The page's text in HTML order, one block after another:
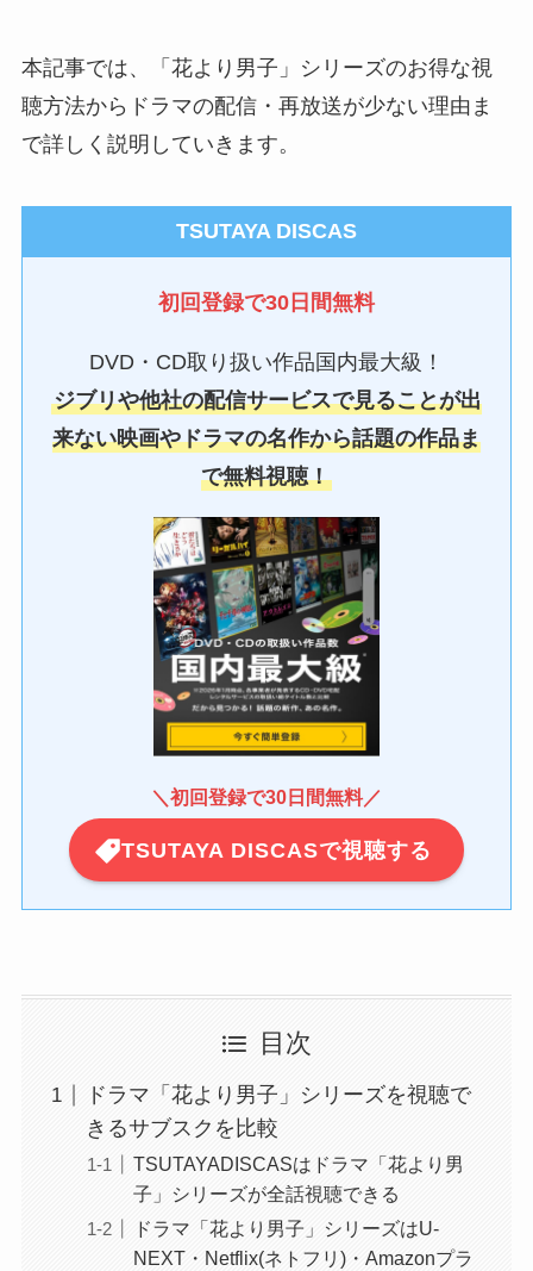
本記事では、「花より男子」シリーズのお得な視
聴方法からドラマの配信・再放送が少ない理由ま
で詳しく説明していきます。
TSUTAYA DISCAS
初回登録で30日間無料
DVD・CD取り扱い作品国内最大級！
ジブリや他社の配信サービスで見ることが出
来ない映画やドラマの名作から話題の作品ま
で無料視聴！
＼ 初回登録で30日間無料／
TSUTAYA DISCASで視聴する
目次
ドラマ「花より男子」シリーズを視聴で
きるサブスクを比較
TSUTAYADISCASはドラマ「花より男
子」シリーズが全話視聴できる
ドラマ「花より男子」シリーズはU-
NEXT・Netflix(ネトフリ)・Amazonプラ